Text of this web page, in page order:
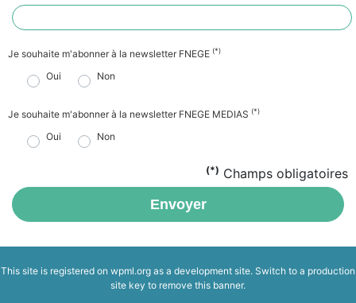
Je souhaite m'abonner à la newsletter FNEGE (*)
Oui Non
Je souhaite m'abonner à la newsletter FNEGE MEDIAS (*)
Oui Non
(*) Champs obligatoires
Envoyer
This site is registered on wpml.org as a development site. Switch to a production
site key to remove this banner.